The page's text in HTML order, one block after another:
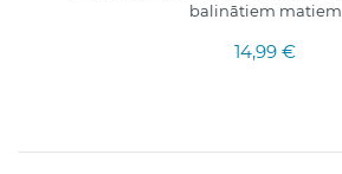
balinātiem matiem
14,99 €